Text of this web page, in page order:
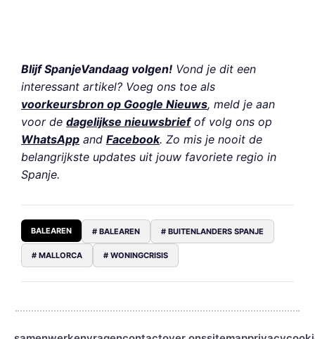
Blijf SpanjeVandaag volgen! Vond je dit een
interessant artikel? Voeg ons toe als
voorkeursbron op Google Nieuws, meld je aan
voor de dagelijkse nieuwsbriefof volg ons op
WhatsApp and Facebook. Zo mis je nooit de
belangrijkste updates uit jouw favoriete regio in
Spanje.
BALEAREN # BALEAREN # BUITENLANDERS SPANJE
# MALLORCA # WONINGCRISIS